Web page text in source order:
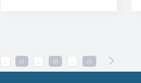
… 11 … 16 … 21